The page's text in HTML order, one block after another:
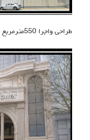
طراحی واجرا 550مترمربع – پروژه رونیکا